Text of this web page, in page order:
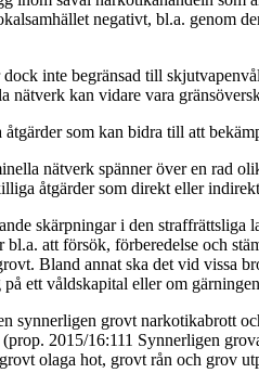
negativt, bl.a. genom
inte begränsad till
nätverk kan vidare vara
som kan bidra till att
nätverk spänner över en rad
åtgärder som direkt eller
skärpningar i den
att försök, förberedelse och
Bland annat ska det vid vissa
ett våldskapital eller om
synnerligen grovt narkotikabrott
2015/16:111 Synnerligen
olaga hot, grovt rån och grov